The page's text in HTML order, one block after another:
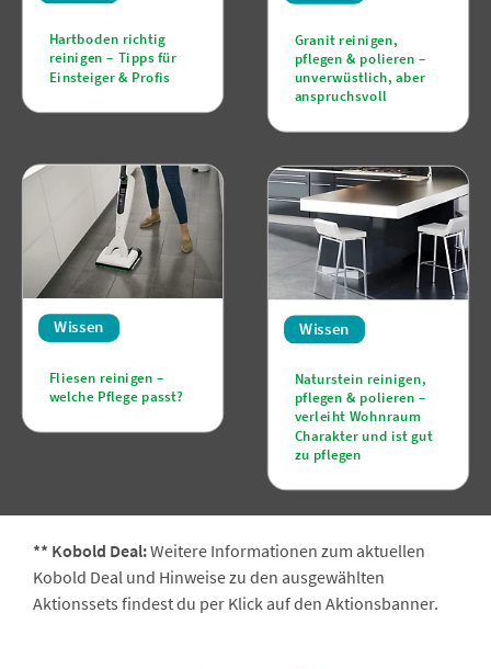
Hartboden richtig
reinigen – Tipps für
Einsteiger & Profis
Granit reinigen,
pflegen & polieren –
unverwüstlich, aber
anspruchsvoll
Wissen
Fliesen reinigen –
welche Pflege passt?
Wissen
Naturstein reinigen,
pflegen & polieren –
verleiht Wohnraum
Charakter und ist gut
zu pflegen
** Kobold Deal:Weitere Informationen zum aktuellen
Kobold Deal und Hinweise zu den ausgewählten
Aktionssets findest du per Klick auf den Aktionsbanner.